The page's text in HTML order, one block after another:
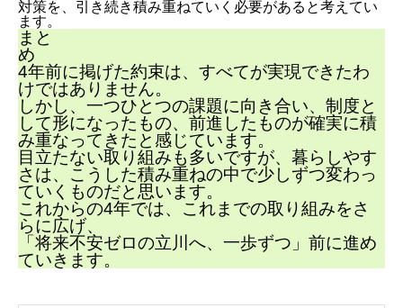
対策を、引き続き積み重ねていく必要があると考えてい
ます。
まと
4年前に掲げた約束は、すべてが実現できたわ
けではありません。
しかし、一つひとつの課題に向き合い、制度と
して形になったもの、前進したものが確実に積
み重なってきたと感じています。
目立たない取り組みも多いですが、暮らしやす
さは、こうした積み重ねの中で少しずつ変わっ
ていくものだと思います。
これからの4年では、これまでの取り組みをさ
らに広げ、
「将来不安ゼロの立川へ、一歩ずつ」前に進め
ていきます。